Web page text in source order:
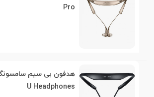
Pro
U Headphones